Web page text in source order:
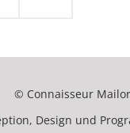
© Connaisseur
Design und